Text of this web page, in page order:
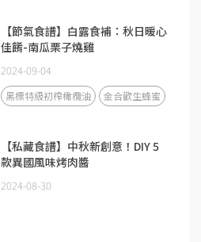
【節氣食譜】白露食補：秋日暖心
佳餚-南瓜栗子燒雞
2024-09-04
黑標特級初榨橄欖油 金合歡生蜂蜜
【私藏食譜】中秋新創意！DIY 5
款異國風味烤肉醬
2024-08-30